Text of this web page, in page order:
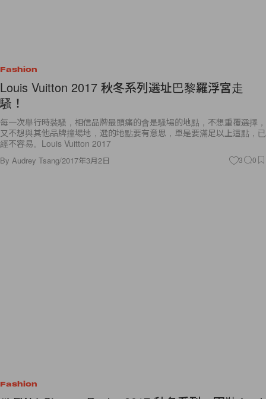
Fashion
Louis Vuitton 2017 秋冬系列選址巴黎羅浮宮走
騷！
每一次舉行時裝騷，相信品牌最頭痛的會是騷場的地點，不想重覆選擇，
又不想與其他品牌撞場地，選的地點要有意思，單是要滿足以上這點，已
經不容易。Louis Vuitton 2017
By Audrey Tsang/2017年3月2日 3 0
Fashion